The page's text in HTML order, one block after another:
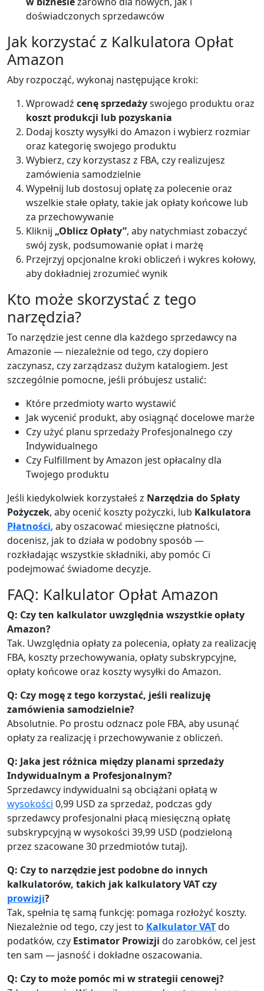
doświadczonych sprzedawców
Jak korzystać z Kalkulatora Opłat
Amazon
Aby rozpocząć, wykonaj następujące kroki:
Wprowadź cenę sprzedażyswojego produktu oraz
koszt produkcji lub pozyskania
Dodaj koszty wysyłki do Amazon i wybierz rozmiar
oraz kategorię swojego produktu
Wybierz, czy korzystasz z FBA, czy realizujesz
zamówienia samodzielnie
Wypełnij lub dostosuj opłatę za polecenie oraz
wszelkie stałe opłaty, takie jak opłaty końcowe lub
za przechowywanie
Kliknij „Oblicz Opłaty”, aby natychmiast zobaczyć
swój zysk, podsumowanie opłat i marżę
Przejrzyj opcjonalne kroki obliczeń i wykres kołowy,
aby dokładniej zrozumieć wynik
Kto może skorzystać z tego
narzędzia?
To narzędzie jest cenne dla każdego sprzedawcy na
Amazonie — niezależnie od tego, czy dopiero
zaczynasz, czy zarządzasz dużym katalogiem. Jest
szczególnie pomocne, jeśli próbujesz ustalić:
Które przedmioty warto wystawić
Jak wycenić produkt, aby osiągnąć docelowe marże
Czy użyć planu sprzedaży Profesjonalnego czy
Indywidualnego
Czy Fulfillment by Amazon jest opłacalny dla
Twojego produktu
Jeśli kiedykolwiek korzystałeś z Narzędzia do Spłaty
Pożyczek, aby ocenić koszty pożyczki, lub Kalkulatora
Płatności, aby oszacować miesięczne płatności,
docenisz, jak to działa w podobny sposób —
rozkładając wszystkie składniki, aby pomóc Ci
podejmować świadome decyzje.
FAQ: Kalkulator Opłat Amazon
Q: Czy ten kalkulator uwzględnia wszystkie opłaty
Amazon?
Tak. Uwzględnia opłaty za polecenia, opłaty za realizację
FBA, koszty przechowywania, opłaty subskrypcyjne,
opłaty końcowe oraz koszty wysyłki do Amazon.
Q: Czy mogę z tego korzystać, jeśli realizuję
zamówienia samodzielnie?
Absolutnie. Po prostu odznacz pole FBA, aby usunąć
opłaty za realizację i przechowywanie z obliczeń.
Q: Jaka jest różnica między planami sprzedaży
Indywidualnym a Profesjonalnym?
Sprzedawcy indywidualni są obciążani opłatą w
wysokości 0,99 USD za sprzedaż, podczas gdy
sprzedawcy profesjonalni płacą miesięczną opłatę
subskrypcyjną w wysokości 39,99 USD (podzieloną
przez szacowane 30 przedmiotów tutaj).
Q: Czy to narzędzie jest podobne do innych
kalkulatorów, takich jak kalkulatory VAT czy
prowizji?
Tak, spełnia tę samą funkcję: pomaga rozłożyć koszty.
Niezależnie od tego, czy jest to Kalkulator VATdo
podatków, czy Estimator Prowizji do zarobków, cel jest
ten sam — jasność i dokładne oszacowania.
Q: Czy to może pomóc mi w strategii cenowej?